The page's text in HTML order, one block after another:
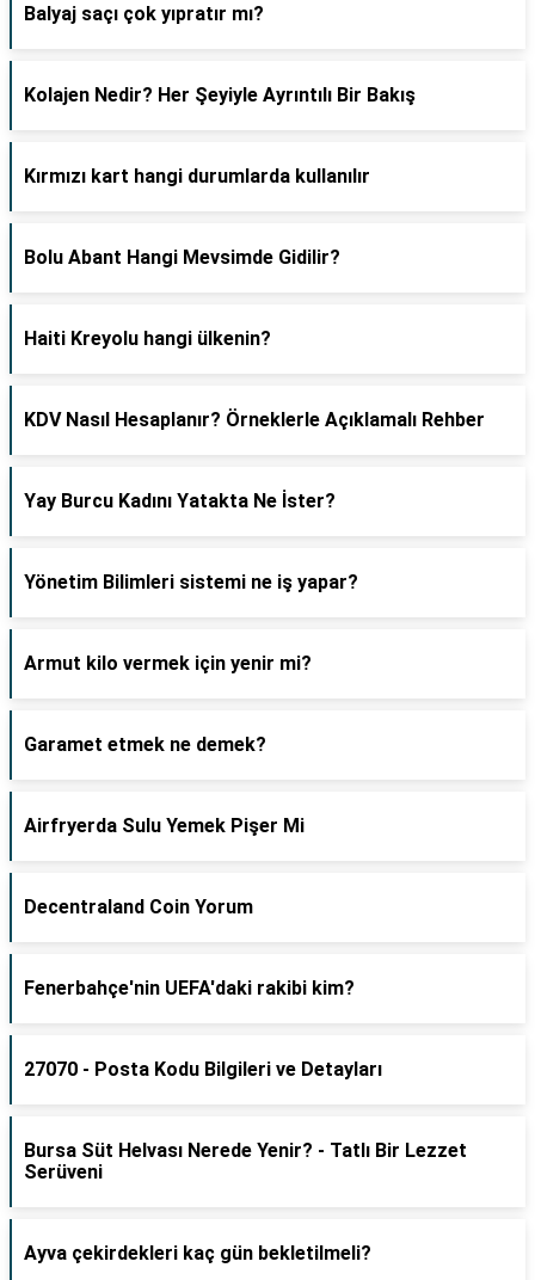
Balyaj saçı çok yıpratır mı?
Kolajen Nedir? Her Şeyiyle Ayrıntılı Bir Bakış
Kırmızı kart hangi durumlarda kullanılır
Bolu Abant Hangi Mevsimde Gidilir?
Haiti Kreyolu hangi ülkenin?
KDV Nasıl Hesaplanır? Örneklerle Açıklamalı Rehber
Yay Burcu Kadını Yatakta Ne İster?
Yönetim Bilimleri sistemi ne iş yapar?
Armut kilo vermek için yenir mi?
Garamet etmek ne demek?
Airfryerda Sulu Yemek Pişer Mi
Decentraland Coin Yorum
Fenerbahçe'nin UEFA'daki rakibi kim?
27070 - Posta Kodu Bilgileri ve Detayları
Bursa Süt Helvası Nerede Yenir? - Tatlı Bir Lezzet
Serüveni
Ayva çekirdekleri kaç gün bekletilmeli?